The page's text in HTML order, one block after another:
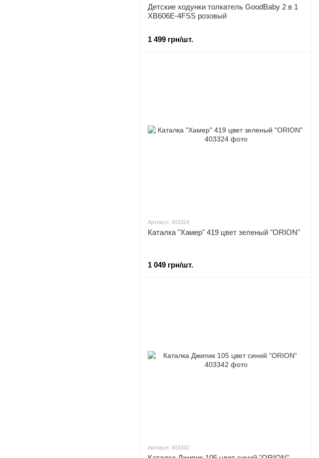
Детские ходунки толкатель GoodBaby 2 в 1
XB606E-4FSS розовый
1 499 грн/шт.
Артикул: 403324
Каталка "Хамер" 419 цвет зеленый "ORION"
1 049 грн/шт.
Артикул: 403342